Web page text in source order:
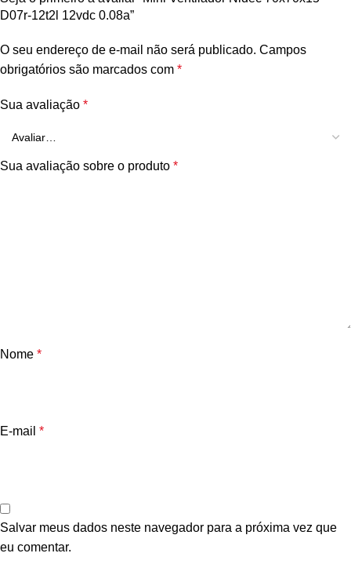
D07r-12t2l 12vdc 0.08a”
O seu endereço de e-mail não será publicado. Campos
obrigatórios são marcados com *
Sua avaliação *
Sua avaliação sobre o produto *
Nome *
E-mail *
Salvar meus dados neste navegador para a próxima vez que
eu comentar.